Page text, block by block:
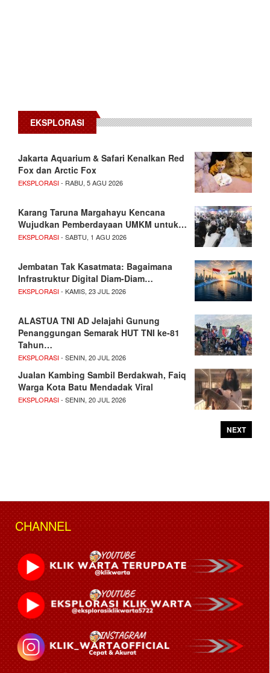
EKSPLORASI
Jakarta Aquarium & Safari Kenalkan Red
Fox dan Arctic Fox
EKSPLORASI- RABU, 5 AGU 2026
Karang Taruna Margahayu Kencana
Wujudkan Pemberdayaan UMKM untuk…
EKSPLORASI- SABTU, 1 AGU 2026
Jembatan Tak Kasatmata: Bagaimana
Infrastruktur Digital Diam-Diam…
EKSPLORASI- KAMIS, 23 JUL 2026
ALASTUA TNI AD Jelajahi Gunung
Penanggungan Semarak HUT TNI ke-81
Tahun…
EKSPLORASI- SENIN, 20 JUL 2026
Jualan Kambing Sambil Berdakwah, Faiq
Warga Kota Batu Mendadak Viral
EKSPLORASI- SENIN, 20 JUL 2026
NEXT
CHANNEL